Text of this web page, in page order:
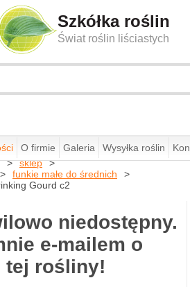
Szkółka roślin
Świat roślin liściastych
O firmie Galeria Wysyłka roślin
sklep
funkie małe do średnich
Gourd c2
niedostępny.
e-mailem o
tej rośliny!